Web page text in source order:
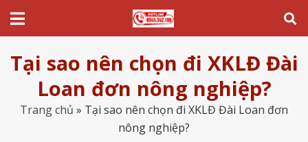
Tại sao nên chọn đi XKLĐ Đài
Loan đơn nông nghiệp?
Trang chủ » Tại sao nên chọn đi XKLĐ Đài Loan đơn
nông nghiệp?